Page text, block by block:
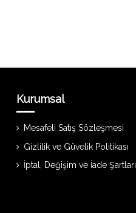
Kurumsal
Mesafeli Satış Sözleşmesi
Gizlilik ve Güvelik Politikası
İptal, Değişim ve İade Şartları